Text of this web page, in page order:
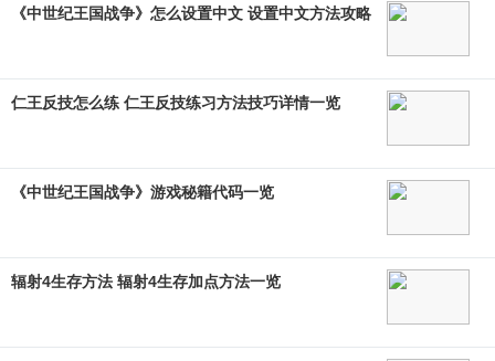
《中世纪王国战争》怎么设置中文 设置中文方法攻略
仁王反技怎么练 仁王反技练习方法技巧详情一览
《中世纪王国战争》游戏秘籍代码一览
辐射4生存方法 辐射4生存加点方法一览